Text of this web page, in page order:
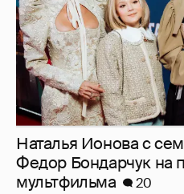
Наталья Ионова с
Федор Бондарчук на
мультфильма
20